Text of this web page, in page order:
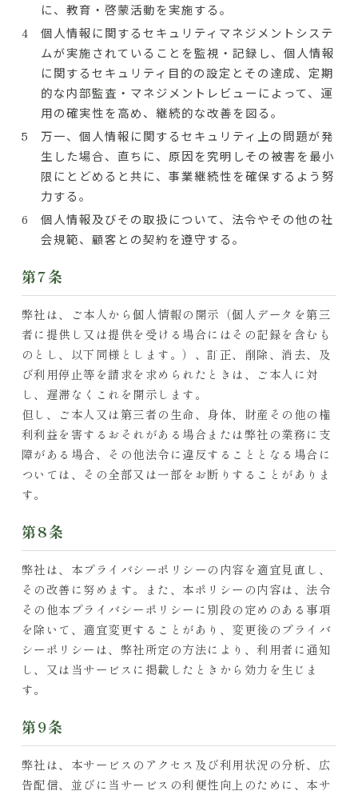
に、教育・啓蒙活動を実施する。
個人情報に関するセキュリティマネジメントシステ
ムが実施されていることを監視・記録し、個人情報
に関するセキュリティ目的の設定とその達成、定期
的な内部監査・マネジメントレビューによって、運
用の確実性を高め、継続的な改善を図る。
万一、個人情報に関するセキュリティ上の問題が発
生した場合、直ちに、原因を究明しその被害を最小
限にとどめると共に、事業継続性を確保するよう努
力する。
個人情報及びその取扱について、法令やその他の社
会規範、顧客との契約を遵守する。
第7条​
弊社は、ご本人から個人情報の開示（個人データを第三
者に提供し又は提供を受ける場合にはその記録を含むも
のとし、以下同様とします。）、訂正、削除、消去、及
び利用停止等を請求を求められたときは、ご本人に対
し、遅滞なくこれを開示します。
但し、ご本人又は第三者の生命、身体、財産その他の権
利利益を害するおそれがある場合または弊社の業務に支
障がある場合、その他法令に違反することとなる場合に
ついては、その全部又は一部をお断りすることがありま
す。
第8条​
弊社は、本プライバシーポリシーの内容を適宜見直し、
その改善に努めます。また、本ポリシーの内容は、法令
その他本プライバシーポリシーに別段の定めのある事項
を除いて、適宜変更することがあり、変更後のプライバ
シーポリシーは、弊社所定の方法により、利用者に通知
し、又は当サービスに掲載したときから効力を生じま
す。
第9条
弊社は、本サービスのアクセス及び利用状況の分析、広
告配信、並びに当サービスの利便性向上のために、本サ